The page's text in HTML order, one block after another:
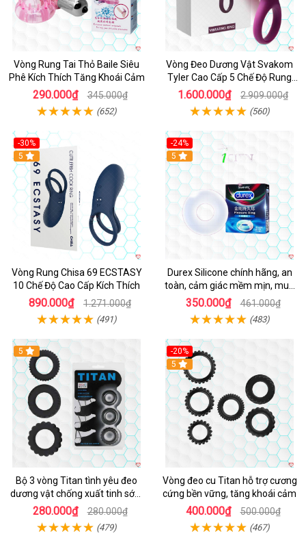
Vòng Rung Tai Thỏ Baile Siêu
Phê Kích Thích Tăng Khoái Cảm
290.000₫ 345.000₫
(652)
Vòng Đeo Dương Vật Svakom
Tyler Cao Cấp 5 Chế Độ Rung
Mạnh Mẽ Kích Thích Điểm G
1.600.000₫ 2.909.000₫
(560)
-30%
Hot
5
Vòng Rung Chisa 69 ECSTASY
10 Chế Độ Cao Cấp Kích Thích
890.000₫ 1.271.000₫
(491)
-24%
5
Durex Silicone chính hãng, an
toàn, cảm giác mềm mịn, mua
ngay
350.000₫ 461.000₫
(483)
5
Bộ 3 vòng Titan tình yêu đeo
dương vật chống xuất tinh sớm
chất liệu silicon y tế
280.000₫ 280.000₫
(479)
-20%
Hot
5
Vòng đeo cu Titan hỗ trợ cương
cứng bền vững, tăng khoái cảm
400.000₫ 500.000₫
(467)